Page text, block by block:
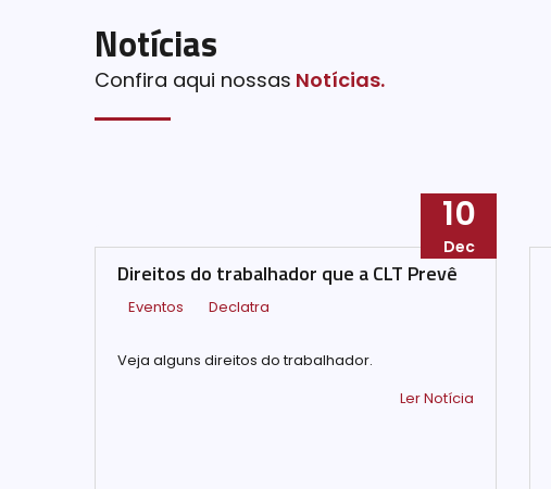
Notícias
Confira aqui nossas Notícias.
10
Dec
Direitos do trabalhador que a CLT Prevê
Eventos Declatra
Veja alguns direitos do trabalhador.
Ler Notícia